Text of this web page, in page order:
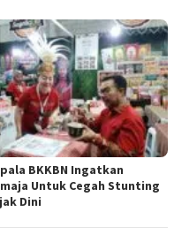
BKKBN Ingatkan
Untuk Cegah Stunting
Dini